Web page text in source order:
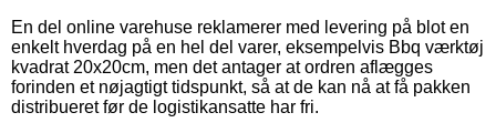
En del online varehuse reklamerer med levering på blot en
enkelt hverdag på en hel del varer, eksempelvis Bbq værktøj
kvadrat 20x20cm, men det antager at ordren aflægges
forinden et nøjagtigt tidspunkt, så at de kan nå at få pakken
distribueret før de logistikansatte har fri.